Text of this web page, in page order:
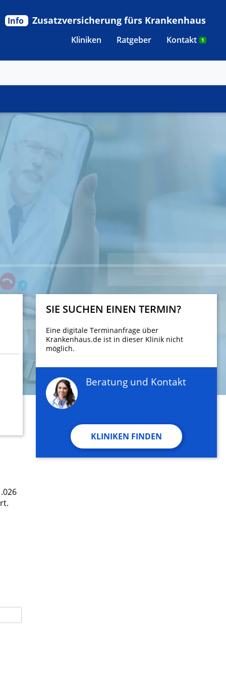
Kliniken Ratgeber Kontakt 1
Info Zusatzversicherung fürs Krankenhaus
SIE SUCHEN EINEN TERMIN?
Eine digitale Terminanfrage über
Krankenhaus.de ist in dieser Klinik nicht
möglich.
Beratung und Kontakt
KLINIKEN FINDEN